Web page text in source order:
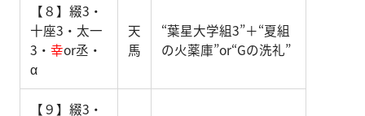
【８】綴3・
十座3・太一
3・ 幸or丞・
α
天
馬
“葉星大学組3”＋“夏組
の火薬庫”or“Gの洗礼”
【９】綴3・